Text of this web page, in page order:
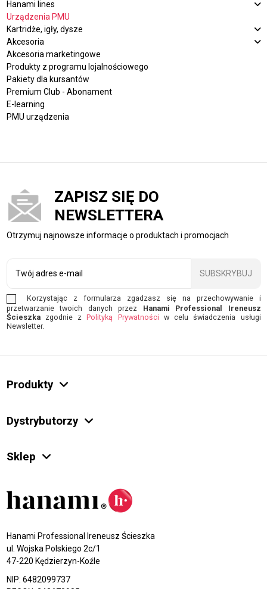
Hanami lines
Urządzenia PMU
Kartridże, igły, dysze
Akcesoria
Akcesoria marketingowe
Produkty z programu lojalnościowego
Pakiety dla kursantów
Premium Club - Abonament
E-learning
PMU urządzenia
ZAPISZ SIĘ DO
NEWSLETTERA
Otrzymuj najnowsze informacje o produktach i promocjach
SUBSKRYBUJ
Korzystając z formularza zgadzasz się na przechowywanie i
przetwarzanie twoich danych przez Hanami Professional Ireneusz
Ścieszkazgodnie zPolityką Prywatności w celu świadczenia usługi
Newsletter.
Produkty
Dystrybutorzy
Sklep
Hanami Professional Ireneusz Ścieszka
ul. Wojska Polskiego 2c/1
47-220 Kędzierzyn-Koźle
NIP: 6482099737